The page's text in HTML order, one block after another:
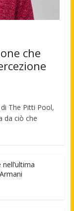
che
The Pitti Pool,
da ciò che